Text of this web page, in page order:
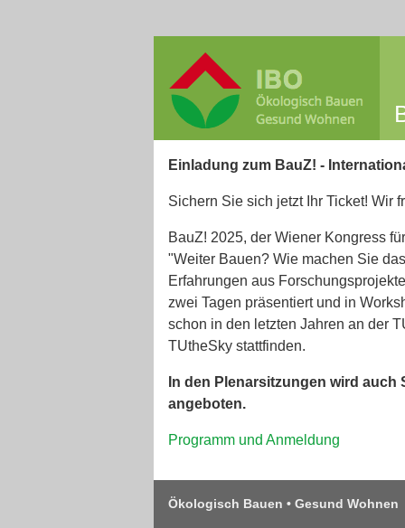
Einladung zum BauZ! -
Sichern Sie sich jetzt Ihr Ticket! Wir
BauZ! 2025, der Wiener Kongress
"Weiter Bauen? Wie machen Sie
Erfahrungen aus
zwei Tagen präsentiert und in
schon in den letzten Jahren an der
TUtheSky stattfinden.
In den Plenarsitzungen wird
angeboten.
Programm und Anmeldung
Ökologisch Bauen • Gesund Wohnen